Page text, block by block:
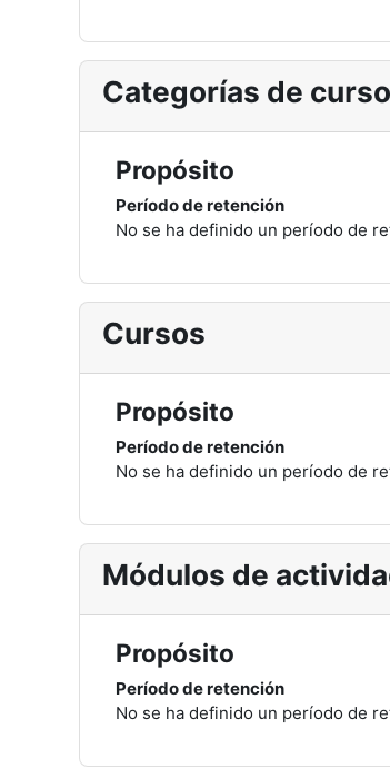
Categorías de curso
Propósito
Período de retención
No se ha definido un período de
Cursos
Propósito
Período de retención
No se ha definido un período de
Módulos de
Propósito
Período de retención
No se ha definido un período de